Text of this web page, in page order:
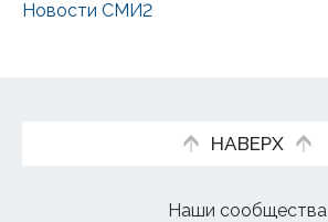
Новости СМИ2
НАВЕРХ
Наши сообщества